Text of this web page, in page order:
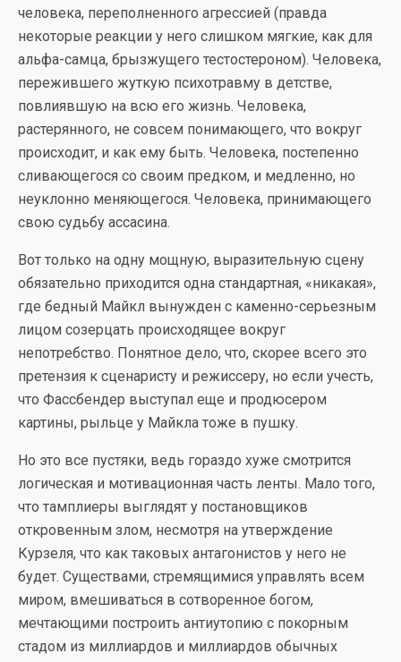
человека, переполненного агрессией (правда
некоторые реакции у него слишком мягкие, как для
альфа-самца, брызжущего тестостероном). Человека,
пережившего жуткую психотравму в детстве,
повлиявшую на всю его жизнь. Человека,
растерянного, не совсем понимающего, что вокруг
происходит, и как ему быть. Человека, постепенно
сливающегося со своим предком, и медленно, но
неуклонно меняющегося. Человека, принимающего
свою судьбу ассасина.
Вот только на одну мощную, выразительную сцену
обязательно приходится одна стандартная, «никакая»,
где бедный Майкл вынужден с каменно-серьезным
лицом созерцать происходящее вокруг
непотребство. Понятное дело, что, скорее всего это
претензия к сценаристу и режиссеру, но если учесть,
что Фассбендер выступал еще и продюсером
картины, рыльце у Майкла тоже в пушку.
Но это все пустяки, ведь гораздо хуже смотрится
логическая и мотивационная часть ленты. Мало того,
что тамплиеры выглядят у постановщиков
откровенным злом, несмотря на утверждение
Курзеля, что как таковых антагонистов у него не
будет. Существами, стремящимися управлять всем
миром, вмешиваться в сотворенное богом,
мечтающими построить антиутопию с покорным
стадом из миллиардов и миллиардов обычных